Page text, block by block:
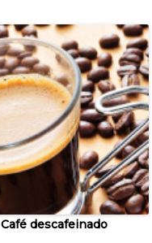
Café descafeinado